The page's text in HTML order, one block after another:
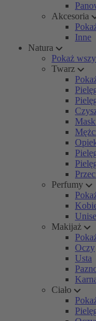
Akcesoria
Inne
Natura
Pokaż
Twarz
Perfumy
Makijaż
Oczy
Usta
Ciało